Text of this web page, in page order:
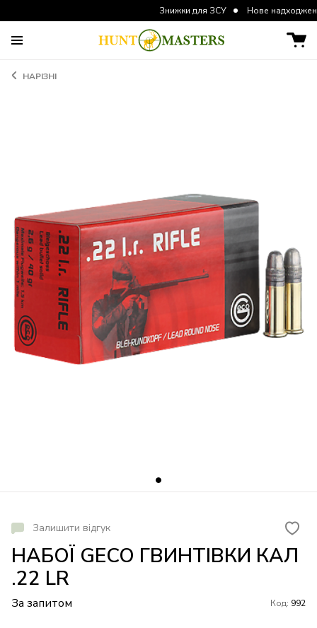
Знижки для ЗСУ Нове надходження
НАРІЗНІ
Залишити відгук
НАБОЇ GECO ГВИНТІВКИ КАЛ
.22 LR
За запитом Код: 992